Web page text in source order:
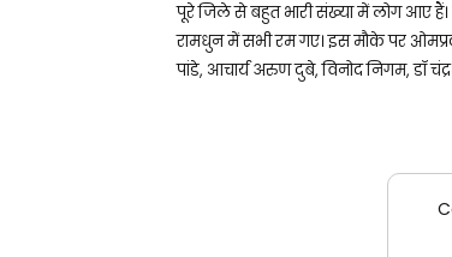
पूरे जिले से बहुत भारी संख्या में लोग आए
रामधुन में सभी रम गए। इस मौके पर
पांडे, आचार्य अरुण दुबे, विनोद निगम, डॉ